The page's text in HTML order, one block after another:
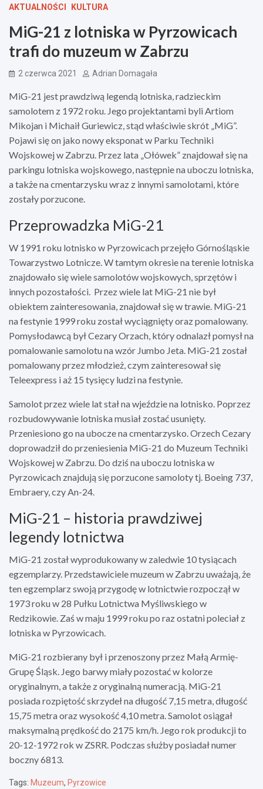
AKTUALNOŚCI KULTURA
MiG-21 z lotniska w Pyrzowicach
trafi do muzeum w Zabrzu
2 czerwca 2021 Adrian Domagała
MiG-21 jest prawdziwą legendą lotniska, radzieckim
samolotem z 1972 roku. Jego projektantami byli Artiom
Mikojan i Michaił Guriewicz, stąd właściwie skrót „MiG”.
Pojawi się on jako nowy eksponat w Parku Techniki
Wojskowej w Zabrzu. Przez lata „Ołówek” znajdował się na
parkingu lotniska wojskowego, następnie na uboczu lotniska,
a także na cmentarzysku wraz z innymi samolotami, które
zostały porzucone.
Przeprowadzka MiG-21
W 1991 roku lotnisko w Pyrzowicach przejęło Górnośląskie
Towarzystwo Lotnicze. W tamtym okresie na terenie lotniska
znajdowało się wiele samolotów wojskowych, sprzętów i
innych pozostałości. Przez wiele lat MiG-21 nie był
obiektem zainteresowania, znajdował się w trawie. MiG-21
na festynie 1999 roku został wyciągnięty oraz pomalowany.
Pomysłodawcą był Cezary Orzach, który odnalazł pomysł na
pomalowanie samolotu na wzór Jumbo Jeta. MiG-21 został
pomalowany przez młodzież, czym zainteresował się
Teleexpress i aż 15 tysięcy ludzi na festynie.
Samolot przez wiele lat stał na wjeździe na lotnisko. Poprzez
rozbudowywanie lotniska musiał zostać usunięty.
Przeniesiono go na ubocze na cmentarzysko. Orzech Cezary
doprowadził do przeniesienia MiG-21 do Muzeum Techniki
Wojskowej w Zabrzu. Do dziś na uboczu lotniska w
Pyrzowicach znajdują się porzucone samoloty tj. Boeing 737,
Embraery, czy An-24.
MiG-21 – historia prawdziwej
legendy lotnictwa
MiG-21 został wyprodukowany w zaledwie 10 tysiącach
egzemplarzy. Przedstawiciele muzeum w Zabrzu uważają, że
ten egzemplarz swoją przygodę w lotnictwie rozpoczął w
1973 roku w 28 Pułku Lotnictwa Myśliwskiego w
Redzikowie. Zaś w maju 1999 roku po raz ostatni poleciał z
lotniska w Pyrzowicach.
MiG-21 rozbierany był i przenoszony przez Małą Armię-
Grupę Śląsk. Jego barwy miały pozostać w kolorze
oryginalnym, a także z oryginalną numeracją. MiG-21
posiada rozpiętość skrzydeł na długość 7,15 metra, długość
15,75 metra oraz wysokość 4,10 metra. Samolot osiągał
maksymalną prędkość do 2175 km/h. Jego rok produkcji to
20-12-1972 rok w ZSRR. Podczas służby posiadał numer
boczny 6813.
Tags: Muzeum, Pyrzowice